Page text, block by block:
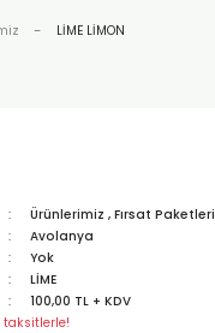
LİME LİMON
Ürünlerimiz , Fırsat Paketleri
Avolanya
Yok
LİME
100,00 TL + KDV
taksitlerle!